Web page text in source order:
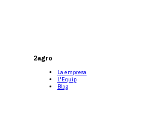
2agro
La empresa
L'Equip
Blog